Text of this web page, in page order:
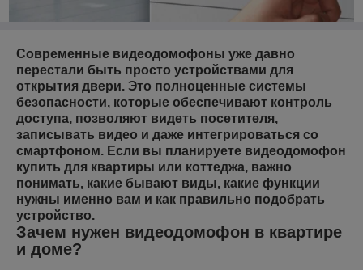
Современные видеодомофоны уже давно
перестали быть просто устройствами для
открытия двери. Это полноценные системы
безопасности, которые обеспечивают контроль
доступа, позволяют видеть посетителя,
записывать видео и даже интегрироваться со
смартфоном. Если вы планируете видеодомофон
купить для квартиры или коттеджа, важно
понимать, какие бывают виды, какие функции
нужны именно вам и как правильно подобрать
устройство.
Зачем нужен видеодомофон в квартире
и доме?